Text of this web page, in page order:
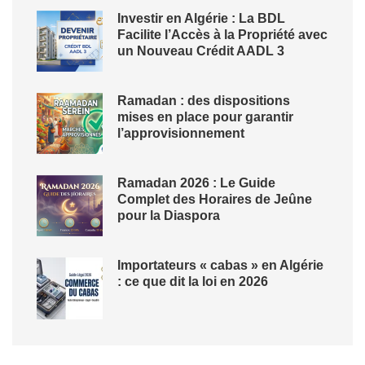
Investir en Algérie : La BDL
Facilite l’Accès à la Propriété avec
un Nouveau Crédit AADL 3
Ramadan : des dispositions
mises en place pour garantir
l’approvisionnement
Ramadan 2026 : Le Guide
Complet des Horaires de Jeûne
pour la Diaspora
Importateurs « cabas » en Algérie
: ce que dit la loi en 2026